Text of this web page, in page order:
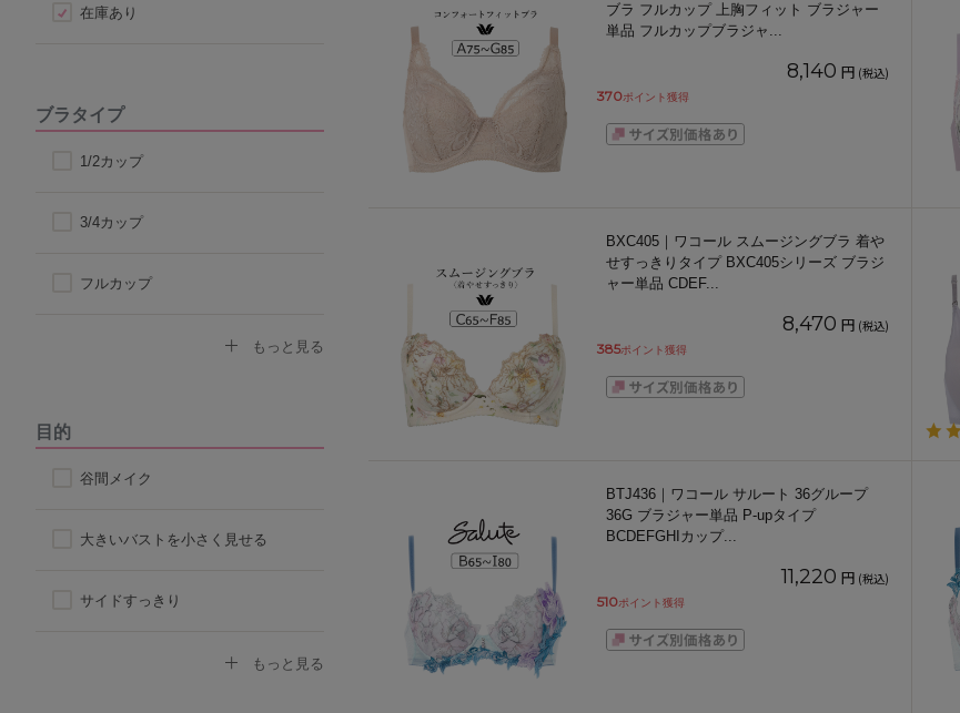
在庫あり
ブラタイプ
1/2カップ
3/4カップ
フルカップ
もっと見る
目的
谷間メイク
大きいバストを小さく見せる
サイドすっきり
もっと見る
ブラ フルカップ 上胸フィット ブラジャー
単品 フルカップブラジャ ...
8,140 円 (税込)
370ポイント獲得
BXC405｜ワコール スムージングブラ 着や
せすっきりタイプ BXC405シリーズ ブラジ
ャー単品 CDEF...
8,470 円 (税込)
385ポイント獲得
BTJ436｜ワコール サルート 36グループ
36G ブラジャー単品 P-upタイプ
BCDEFGHIカップ...
11,220 円 (税込)
510ポイント獲得